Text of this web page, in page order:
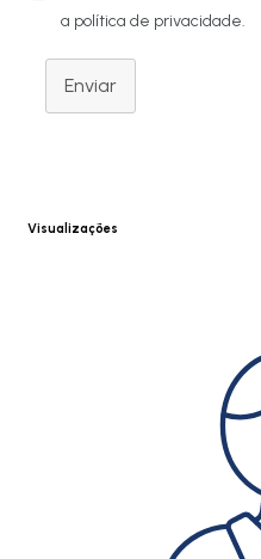
a política de privacidade.
Enviar
Visualizações